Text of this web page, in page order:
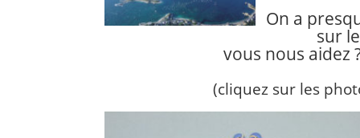
On a
sur
vous nous aidez
(cliquez sur les